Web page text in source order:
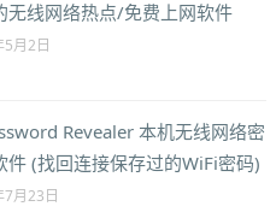
无线网络热点/免费上网软件
月2日
Revealer 本机无线网络密
件 (找回连接保存过的WiFi密码)
月23日